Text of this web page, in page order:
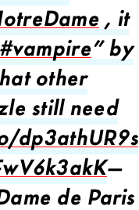
, it
#vampire” by
other
still need
dp3athUR9s
—
de Paris